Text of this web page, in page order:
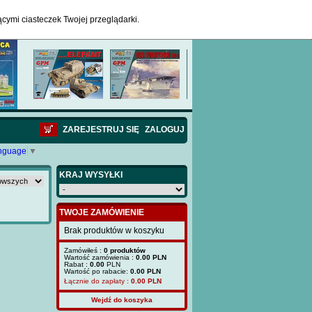
ciasteczek Twojej przeglądarki.
ZALOGUJ
ZAREJESTRUJ SIĘ
▼
KRAJ WYSYŁKI
TWOJE ZAMÓWIENIE
Brak produktów w koszyku
Zamówiłeś : 0 produktów
Wartość zamówienia : 0.00 PLN
Rabat : 0.00 PLN
Wartość po rabacie: 0.00 PLN
Łącznie do zapłaty : 0.00 PLN
Wejdź do koszyka